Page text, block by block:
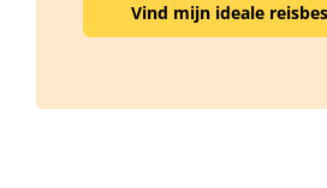
Vind mijn ideale